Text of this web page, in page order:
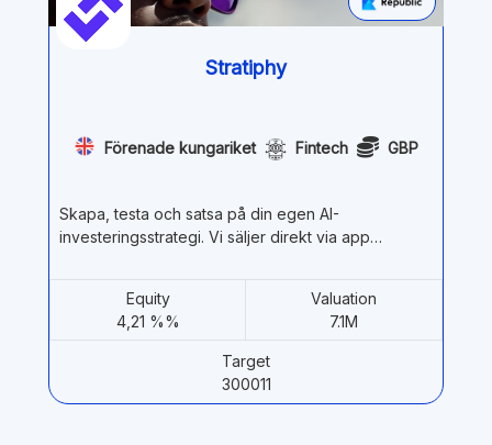
Stratiphy
Förenade kungariket Fintech GBP
Skapa, testa och satsa på din egen AI-
investeringsstrategi. Vi säljer direkt via app…
Equity
4,21 %%
Valuation
7.1M
Target
300011